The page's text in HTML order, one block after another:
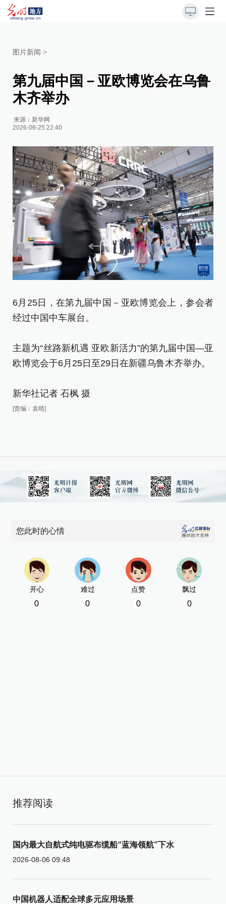
图片新闻 >
第九届中国－亚欧博览会在乌鲁
木齐举办
来源： 新华网
2026-06-25 22:40
6月25日，在第九届中国－亚欧博览会上，参会者
经过中国中车展台。
主题为“丝路新机遇 亚欧新活力”的第九届中国—亚
欧博览会于6月25日至29日在新疆乌鲁木齐举办。
新华社记者 石枫 摄
[责编：袁晴]
您此时的心情
开心
0
难过
0
点赞
0
飘过
0
推荐阅读
国内最大自航式纯电驱布缆船“蓝海领航”下水
2026-08-06 09:48
中国机器人适配全球多元应用场景